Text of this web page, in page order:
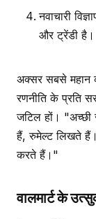
नवाचारी
और ट्रेंडी है।
अक्सर सबसे महान
रणनीति के प्रति
जटिल हों। "अच्छी
हैं, रुमेल्ट लिखते
करते हैं।"
वालमार्ट के